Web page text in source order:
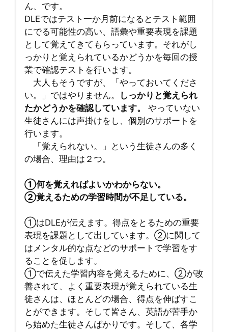
ん、です。
DLEではテスト一か月前になるとテスト範囲
にでる可能性の高い、語彙や重要表現を課題
として覚えてきてもらっています。それがし
っかりと覚えられているかどうかを毎回の授
業で確認テストを行います。
大人もそうですが、「やっておいてくださ
い。」ではやりません。
しっかりと覚えられ
たかどうかを確認しています。
やっていない
生徒さんには声掛けをし、個別のサポートを
行います。
「覚えられない。」という生徒さんの多く
の場合、理由は２つ。
①何を覚えればよいかわからない。
②覚えるための学習時間が不足している。
①はDLEが伝えます。得点をとるための重要
表現を課題として出しています。②に関して
はメンタル的な点などのサポートで学習をす
ることを促します。
①で伝えた学習内容を覚えるために、②が改
善されて、よく重要表現が覚えられている生
徒さんは、ほとんどの場合、得点を伸ばすこ
とができます。そして皆さん、英語が苦手か
ら始めた生徒さんばかりです。そして、各学